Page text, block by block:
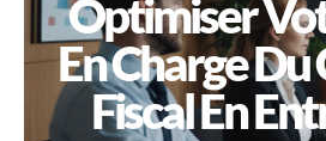
Optimiser
En Charge
Fiscal En